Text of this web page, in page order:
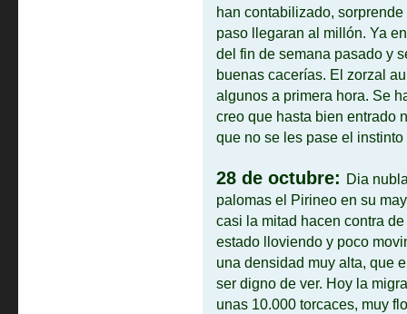
han contabilizado,
paso llegaran al millón. Ya
del fin de semana pasado y
buenas cacerías. El zorzal
algunos a primera hora. Se
creo que hasta bien entrado
que no se les pase el
28 de octubre: Dia
palomas el Pirineo en su
casi la mitad hacen contra
estado lloviendo y poco
una densidad muy alta, que
ser digno de ver. Hoy la
unas 10.000 torcaces, muy